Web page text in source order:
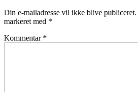
Din e-mailadresse vil ikke blive publiceret.
markeret med *
Kommentar *